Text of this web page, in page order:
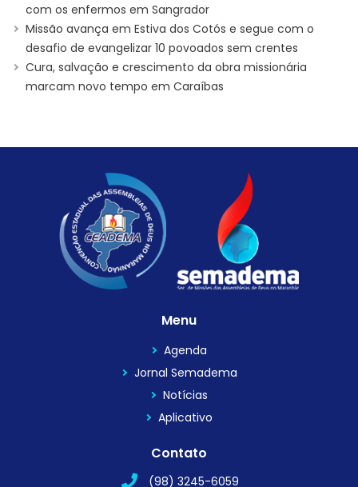
com os enfermos em Sangrador
Missão avança em Estiva dos Cotós e segue com o
desafio de evangelizar 10 povoados sem crentes
Cura, salvação e crescimento da obra missionária
marcam novo tempo em Caraíbas
Menu
Agenda
Jornal Semadema
Notícias
Aplicativo
Contato
(98) 3245-6059